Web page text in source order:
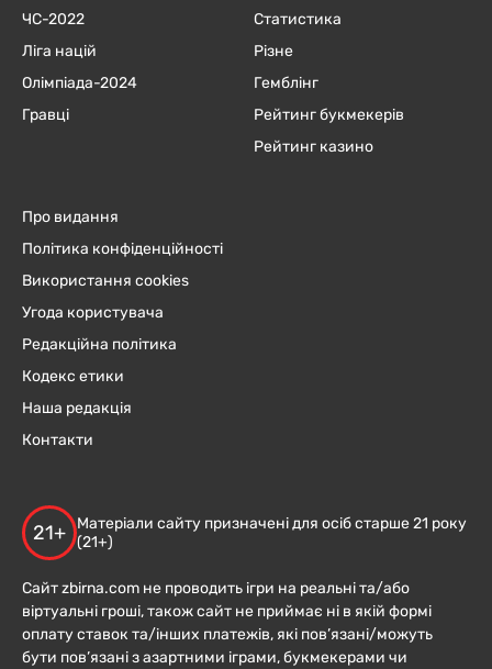
ЧC-2022
Ліга націй
Олімпіада-2024
Гравці
Статистика
Різне
Гемблінг
Рейтинг букмекерів
Рейтинг казино
Про видання
Політика конфіденційності
Використання cookies
Угода користувача
Редакційна політика
Кодекс етики
Наша редакція
Контакти
21+
Матеріали сайту призначені для осіб старше 21 року
(21+)
Сайт zbirna.com не проводить ігри на реальні та/або
віртуальні гроші, також сайт не приймає ні в якій формі
оплату ставок та/інших платежів, які пов’язані/можуть
бути пов’язані з азартними іграми, букмекерами чи